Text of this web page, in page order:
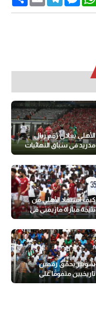
الأهلي يعادل رقم ريال
مدريد في سباق النهائيات
القارية
كيف استفاد الأهلي من
نتيجة مباراة مازيمبي في
دوري أبطال إفريقيا؟
شوبير يحقق رقمين
تاريخيين متفوقًا على
الحضري والشناوي